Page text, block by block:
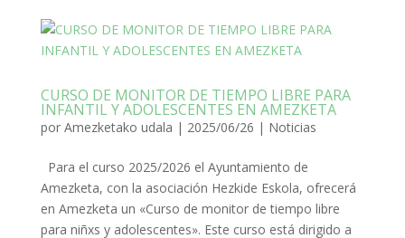
CURSO DE MONITOR DE TIEMPO LIBRE PARA
INFANTIL Y ADOLESCENTES EN AMEZKETA
por Amezketako udala | 2025/06/26 | Noticias
Para el curso 2025/2026 el Ayuntamiento de
Amezketa, con la asociación Hezkide Eskola, ofrecerá
en Amezketa un «Curso de monitor de tiempo libre
para niñxs y adolescentes». Este curso está dirigido a